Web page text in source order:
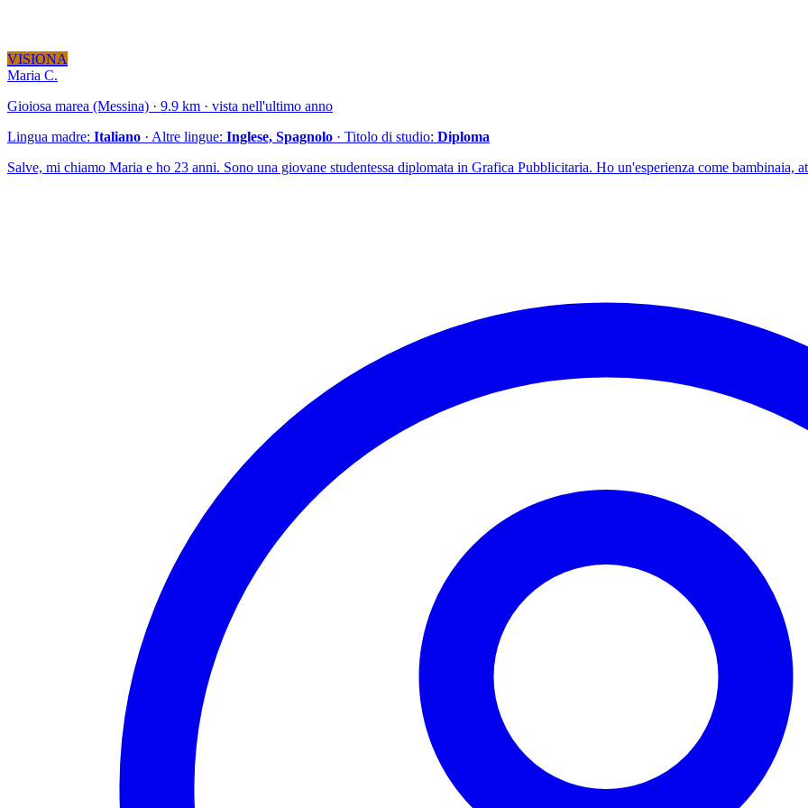
VISIONA
Maria C.
Gioiosa marea (Messina) · 9.9 km · vista nell'ultimo anno
Lingua madre: Italiano · Altre lingue: Inglese, Spagnolo · Titolo di studio: Diploma
Salve, mi chiamo Maria e ho 23 anni. Sono una giovane studentessa diplomata in Grafica Pubblicitaria. Ho un'esperienza come bambinaia,